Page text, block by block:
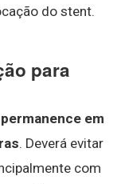
do stent.
para
em
. Deverá evitar
com